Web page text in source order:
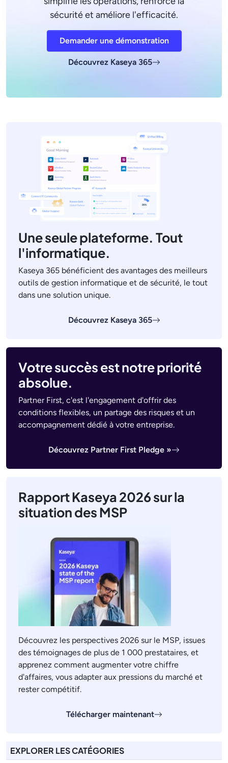
sécurité et améliore l'efficacité.
Demander une démonstration
Découvrez Kaseya 365
Une seule plateforme. Tout
l'informatique.
Kaseya 365 bénéficient des avantages des meilleurs
outils de gestion informatique et de sécurité, le tout
dans une solution unique.
Découvrez Kaseya 365
Votre succès est notre priorité
absolue.
Partner First, c'est l'engagement d'offrir des
conditions flexibles, un partage des risques et un
accompagnement dédié à votre entreprise.
Découvrez Partner First Pledge »
Rapport Kaseya 2026 sur la
situation des MSP
Découvrez les perspectives 2026 sur le MSP, issues
des témoignages de plus de 1 000 prestataires, et
apprenez comment augmenter votre chiffre
d'affaires, vous adapter aux pressions du marché et
rester compétitif.
Télécharger maintenant
EXPLORER LES CATÉGORIES